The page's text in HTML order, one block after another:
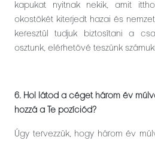
kapukat nyitnak nekik, amit
okostőkét kiterjedt hazai és
keresztül tudjuk biztosítani a
osztunk, elérhetővé teszünk
6. Hol látod a céget három év
hozzá a Te pozíciód?
Úgy tervezzük, hogy három év